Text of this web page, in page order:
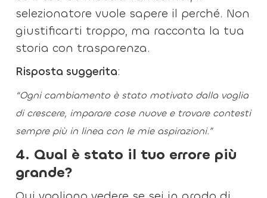
selezionatore vuole sapere il perché. Non
giustificarti troppo, ma racconta la tua
storia con trasparenza.
Risposta suggerita:
“Ogni cambiamento è stato motivato dalla voglia
di crescere, imparare cose nuove e trovare contesti
sempre più in linea con le mie aspirazioni.”
4. Qual è stato il tuo errore più
grande?